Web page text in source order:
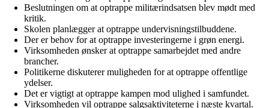
Beslutningen om at optrappe militærindsatsen blev mødt med
kritik.
Skolen planlægger at optrappe undervisningstilbuddene.
Der er behov for at optrappe investeringerne i grøn energi.
Virksomheden ønsker at optrappe samarbejdet med andre
brancher.
Politikerne diskuterer muligheden for at optrappe offentlige
ydelser.
Det er vigtigt at optrappe kampen mod ulighed i samfundet.
Virksomheden vil optrappe salgsaktiviteterne i næste kvartal.